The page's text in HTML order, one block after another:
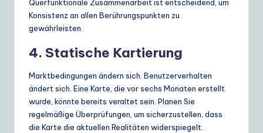
Querfunktionale Zusammenarbeit ist entscheidend, um
Konsistenz an allen Berührungspunkten zu
gewährleisten.
4. Statische Kartierung
Marktbedingungen ändern sich. Benutzerverhalten
ändert sich. Eine Karte, die vor sechs Monaten erstellt
wurde, könnte bereits veraltet sein. Planen Sie
regelmäßige Überprüfungen, um sicherzustellen, dass
die Karte die aktuellen Realitäten widerspiegelt.